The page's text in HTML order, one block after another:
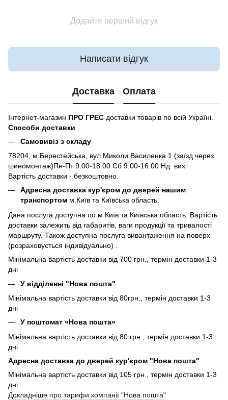
Додайте перший відгук
Написати відгук
Доставка Оплата
Інтернет-магазин ПРО ГРЕС доставки товарів по всій Україні.
Способи доставки
Самовивіз з складу
78204, м.Берестейська, вул.Миколи Василенка 1 (заїзд через
шиномонтаж)Пн-Пт 9.00-18.00 Сб 9.00-16.00 Нд: вих
Вартість доставки - безкоштовно.
Адресна доставка кур'єром до дверей нашим
транспортом м.Київ та Київська область.
Дана послуга доступна по м.Київ та Київська область. Вартість
доставки залежить від габаритів, ваги продукції та тривалості
маршруту. Також доступна послуга вивантаження на поверх
(розраховується індивідуально) .
Мінімальна вартість доставки від 700 грн., термін доставки 1-3
дні
У відділенні "Нова пошта"
Мінімальна вартість доставки від 80грн., термін доставки 1-3
дні
У поштомат «Нова пошта»
Мінімальна вартість доставки від 80 грн., термін доставки 1-3
дні
Адресна доставка до дверей кур'єром "Нова пошта"
Мінімальна вартість доставки від 105 грн., термін доставки 1-3
дні
Докладніше про тарифи компанії "Нова пошта"